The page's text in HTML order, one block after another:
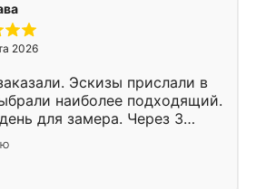
2026
Эскизы прислали в
наиболее подходящий.
для замера. Через 3
уже готова. Остались
Спасибо Ренессанс
работу!